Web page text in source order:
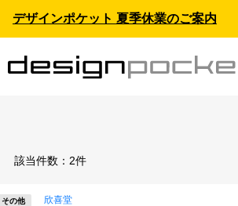
デザインポケット 夏季休業のご案内
該当件数： 2件
その他 欣喜堂